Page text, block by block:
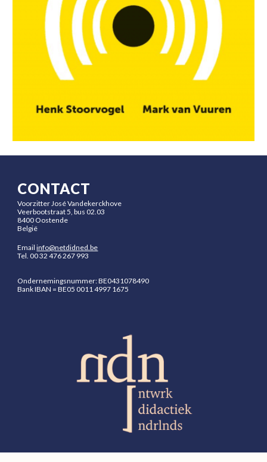
CONTACT
Voorzitter José Vandekerckhove
Veerbootstraat 5, bus 02.03
8400 Oostende
België
Emailinfo@netdidned.be
Tel.00 32 476 267 993
Ondernemingsnummer: BE0431078490
BankIBAN = BE05 0011 4997 1675